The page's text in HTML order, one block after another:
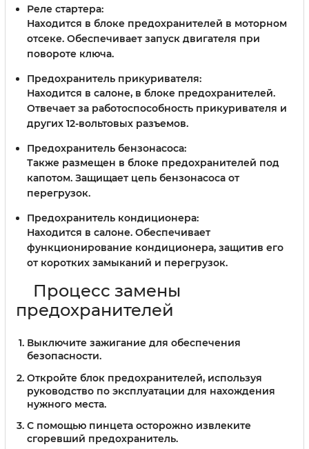
Реле стартера:
Находится в блоке предохранителей в моторном
отсеке. Обеспечивает запуск двигателя при
повороте ключа.
Предохранитель прикуривателя:
Находится в салоне, в блоке предохранителей.
Отвечает за работоспособность прикуривателя и
других 12-вольтовых разъемов.
Предохранитель бензонасоса:
Также размещен в блоке предохранителей под
капотом. Защищает цепь бензонасоса от
перегрузок.
Предохранитель кондиционера:
Находится в салоне. Обеспечивает
функционирование кондиционера, защитив его
от коротких замыканий и перегрузок.
Процесс замены
предохранителей
Выключите зажигание для обеспечения
безопасности.
Откройте блок предохранителей, используя
руководство по эксплуатации для нахождения
нужного места.
С помощью пинцета осторожно извлеките
сгоревший предохранитель.